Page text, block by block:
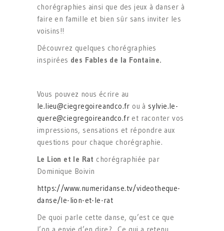
chorégraphies ainsi que des jeux à danser à
faire en famille et bien sûr sans inviter les
voisins!!
Découvrez quelques chorégraphies
inspirées des Fables de la Fontaine.
Vous pouvez nous écrire au
le.lieu@ciegregoireandco.fr ou à sylvie.le-
quere@ciegregoireandco.fr et raconter vos
impressions, sensations et répondre aux
questions pour chaque chorégraphie.
Le Lion et le Rat chorégraphiée par
Dominique Boivin
https://www.numeridanse.tv/videotheque-
danse/le-lion-et-le-rat
De quoi parle cette danse, qu’est ce que